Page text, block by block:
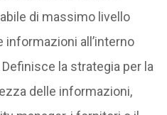
di massimo livello
informazioni all’interno
la strategia per la
delle informazioni,